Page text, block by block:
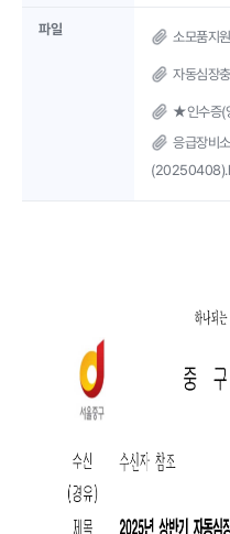
파일 소모품지
자동심장
★인수증(
응급장비